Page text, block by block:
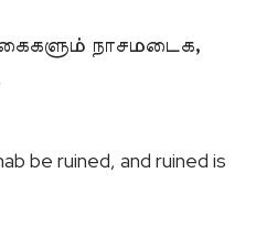
நாசமடைக,
be ruined, and ruined is